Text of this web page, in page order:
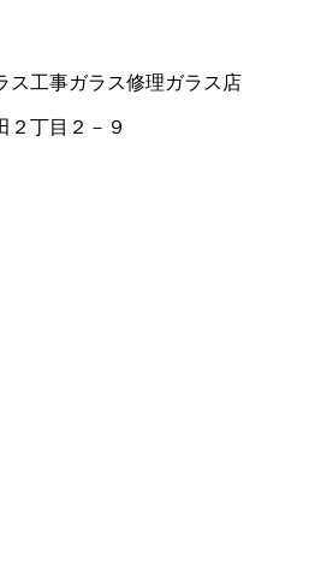
ス工事ガラス修理ガラス店
２丁目２－９